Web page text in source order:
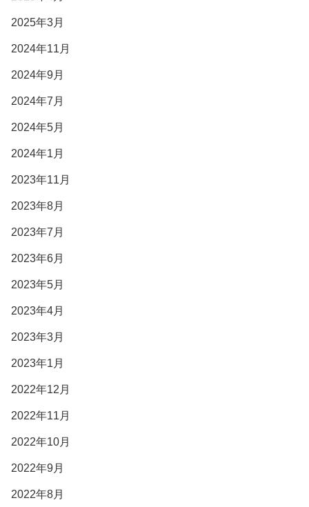
2025年3月
2024年11月
2024年9月
2024年7月
2024年5月
2024年1月
2023年11月
2023年8月
2023年7月
2023年6月
2023年5月
2023年4月
2023年3月
2023年1月
2022年12月
2022年11月
2022年10月
2022年9月
2022年8月